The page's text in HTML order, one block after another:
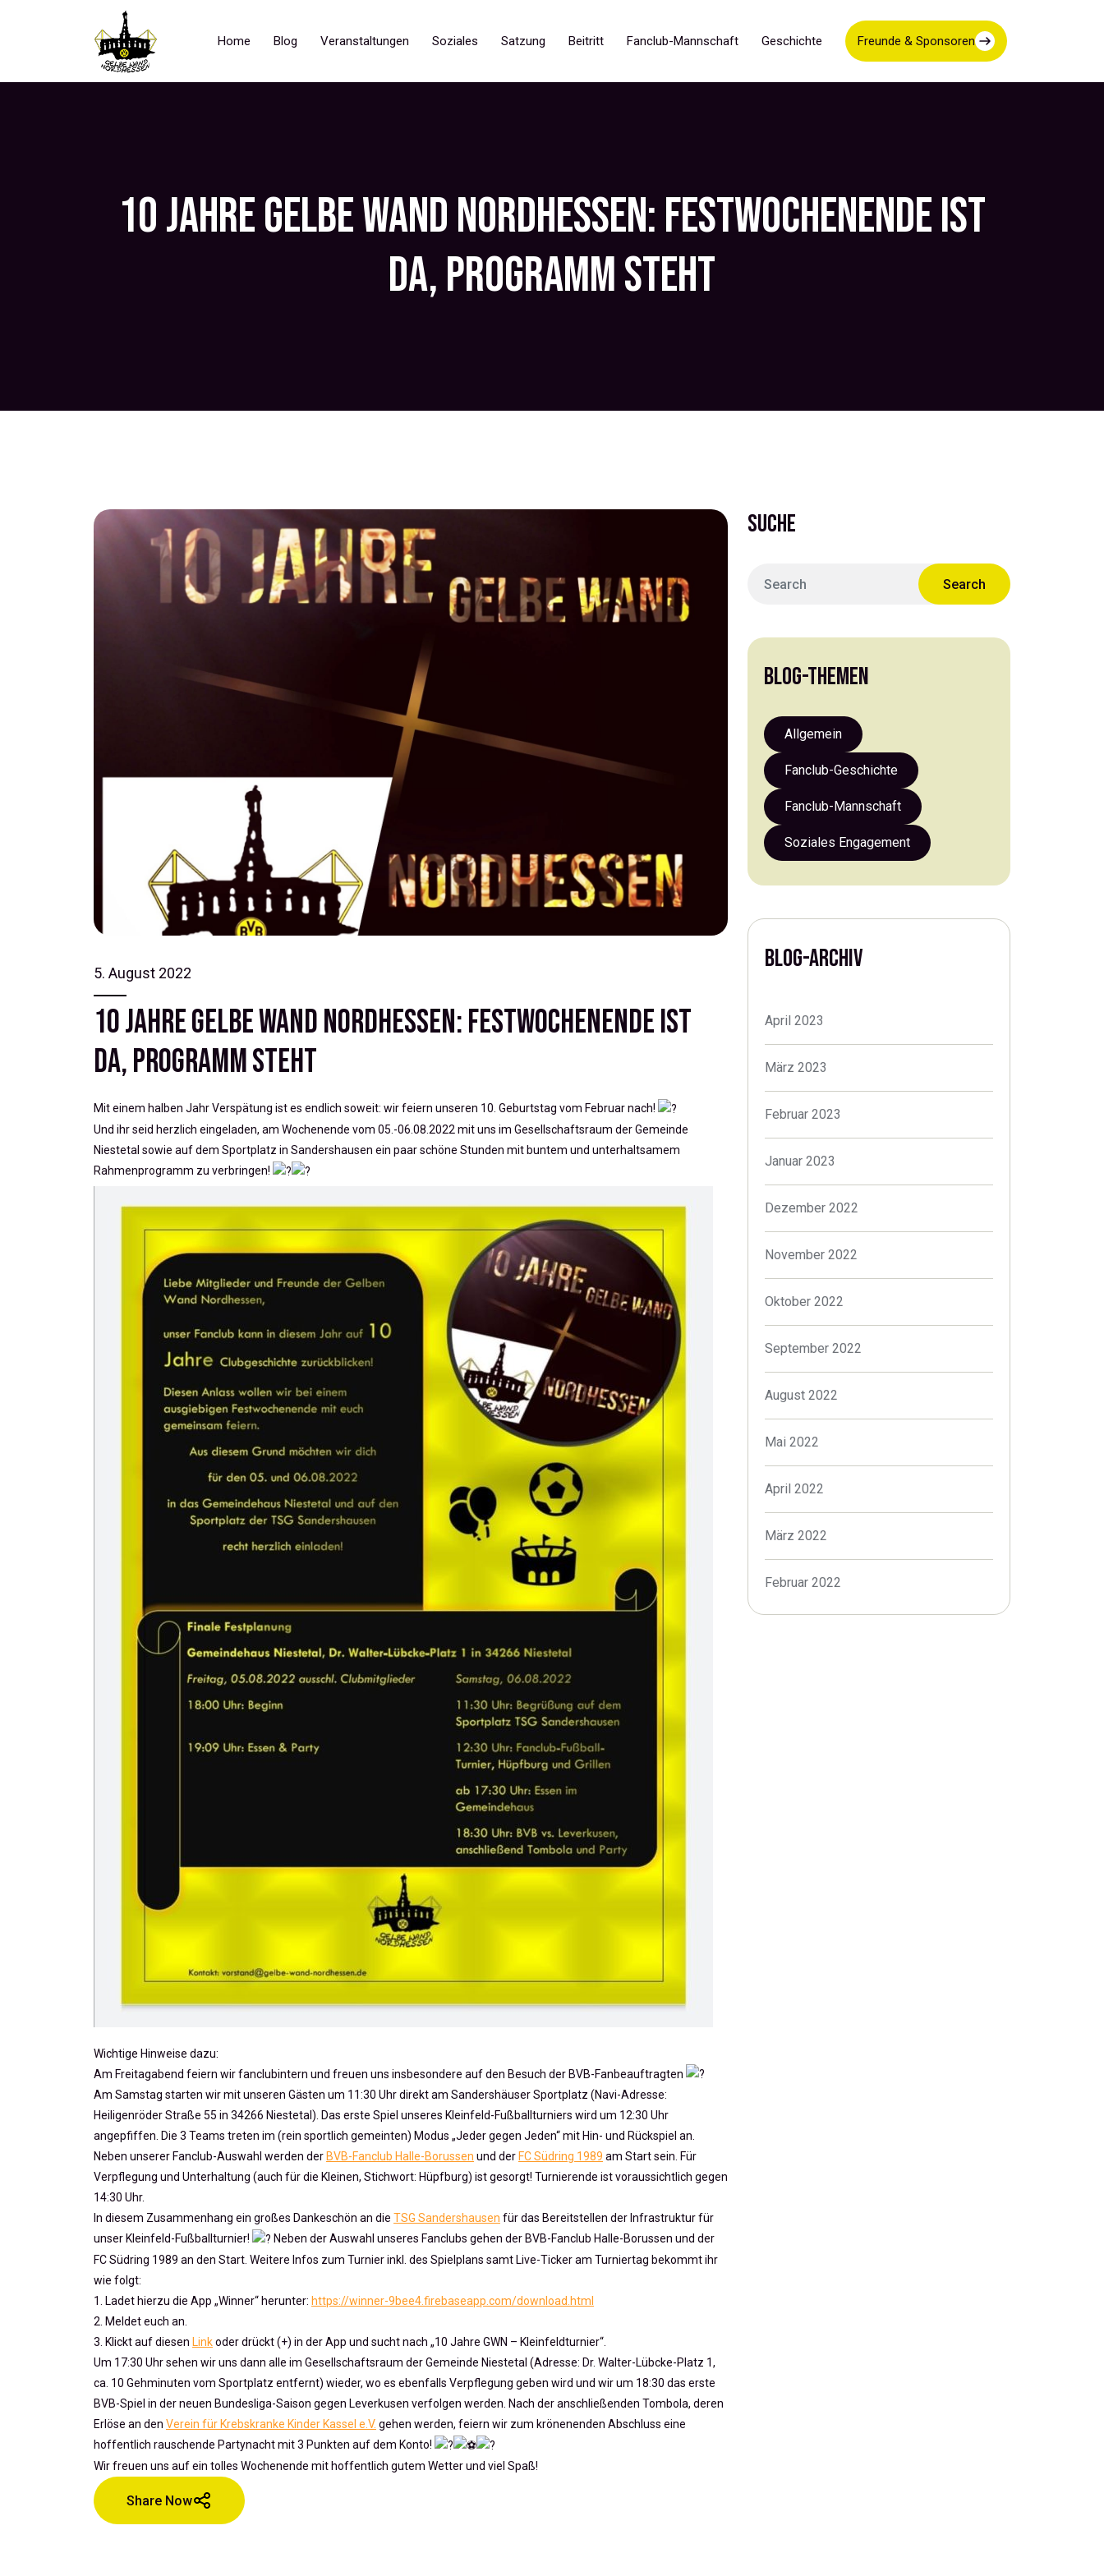
Home Blog Veranstaltungen Soziales Satzung Beitritt Fanclub-Mannschaft Geschichte Freunde & Sponsoren
10 JAHRE GELBE WAND NORDHESSEN: FESTWOCHENENDE IST
DA, PROGRAMM STEHT
5. August 2022
10 Jahre Gelbe Wand Nordhessen: Festwochenende ist
da, Programm steht
Mit einem halben Jahr Verspätung ist es endlich soweit: wir feiern unseren 10. Geburtstag vom Februar nach!
Und ihr seid herzlich eingeladen, am Wochenende vom 05.-06.08.2022 mit uns im Gesellschaftsraum der Gemeinde
Niestetal sowie auf dem Sportplatz in Sandershausen ein paar schöne Stunden mit buntem und unterhaltsamem
Rahmenprogramm zu verbringen!
Wichtige Hinweise dazu:
Am Freitagabend feiern wir fanclubintern und freuen uns insbesondere auf den Besuch der BVB-Fanbeauftragten
Am Samstag starten wir mit unseren Gästen um 11:30 Uhr direkt am Sandershäuser Sportplatz (Navi-Adresse:
Heiligenröder Straße 55 in 34266 Niestetal). Das erste Spiel unseres Kleinfeld-Fußballturniers wird um 12:30 Uhr
angepfiffen. Die 3 Teams treten im (rein sportlich gemeinten) Modus „Jeder gegen Jeden“ mit Hin- und Rückspiel an.
Neben unserer Fanclub-Auswahl werden der BVB-Fanclub Halle-Borussen und der FC Südring 1989 am Start sein. Für
Verpflegung und Unterhaltung (auch für die Kleinen, Stichwort: Hüpfburg) ist gesorgt! Turnierende ist voraussichtlich gegen
14:30 Uhr.
In diesem Zusammenhang ein großes Dankeschön an die TSG Sandershausen für das Bereitstellen der Infrastruktur für
unser Kleinfeld-Fußballturnier!
Neben der Auswahl unseres Fanclubs gehen der BVB-Fanclub Halle-Borussen und der
FC Südring 1989 an den Start. Weitere Infos zum Turnier inkl. des Spielplans samt Live-Ticker am Turniertag bekommt ihr
wie folgt:
1. Ladet hierzu die App „Winner“ herunter: https://winner-9bee4.firebaseapp.com/download.html
2. Meldet euch an.
3. Klickt auf diesen Linkoder drückt (+) in der App und sucht nach „10 Jahre GWN – Kleinfeldturnier“.
Um 17:30 Uhr sehen wir uns dann alle im Gesellschaftsraum der Gemeinde Niestetal (Adresse: Dr. Walter-Lübcke-Platz 1,
ca. 10 Gehminuten vom Sportplatz entfernt) wieder, wo es ebenfalls Verpflegung geben wird und wir um 18:30 das erste
BVB-Spiel in der neuen Bundesliga-Saison gegen Leverkusen verfolgen werden. Nach der anschließenden Tombola, deren
Erlöse an den Verein für Krebskranke Kinder Kassel e.V. gehen werden, feiern wir zum krönenenden Abschluss eine
hoffentlich rauschende Partynacht mit 3 Punkten auf dem Konto!
Wir freuen uns auf ein tolles Wochenende mit hoffentlich gutem Wetter und viel Spaß!
Share Now
SUCHE
BLOG-THEMEN
Allgemein
Fanclub-Geschichte
Fanclub-Mannschaft
Soziales Engagement
BLOG-ARCHIV
April 2023
März 2023
Februar 2023
Januar 2023
Dezember 2022
November 2022
Oktober 2022
September 2022
August 2022
Mai 2022
April 2022
März 2022
Februar 2022